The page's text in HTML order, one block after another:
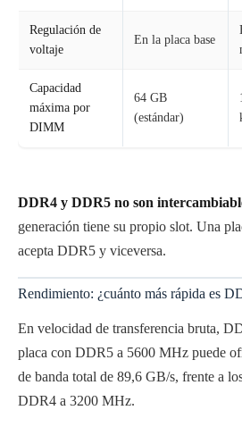
Regulación de
voltaje
En la placa base
Capacidad
máxima por
DIMM
64 GB
(estándar)
DDR4 y DDR5 no son
generación tiene su propio slot. Una
acepta DDR5 y viceversa.
Rendimiento: ¿cuánto más rápida es
En velocidad de transferencia bruta,
placa con DDR5 a 5600 MHz puede
de banda total de 89,6 GB/s, frente a
DDR4 a 3200 MHz.